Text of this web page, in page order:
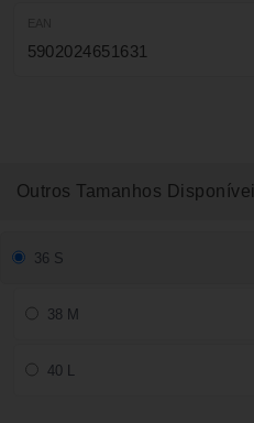
5902024651631
Outros Tamanhos
36 S
38 M
40 L